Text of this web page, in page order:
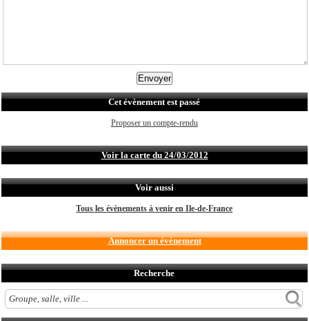
Cet évènement est passé
Proposer un compte-rendu
Voir la carte du 24/03/2012
Voir aussi
Tous les évènements à venir en Ile-de-France
Annoncer un évènement
Recherche